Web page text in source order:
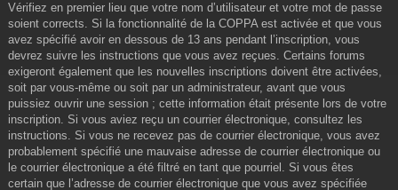
Vérifiez en premier lieu que votre nom d’utilisateur et votre mot de passe
soient corrects. Si la fonctionnalité de la COPPA est activée et que vous
avez spécifié avoir en dessous de 13 ans pendant l’inscription, vous
devrez suivre les instructions que vous avez reçues. Certains forums
exigeront également que les nouvelles inscriptions doivent être activées,
soit par vous-même ou soit par un administrateur, avant que vous
puissiez ouvrir une session ; cette information était présente lors de votre
inscription. Si vous aviez reçu un courrier électronique, consultez les
instructions. Si vous ne recevez pas de courrier électronique, vous avez
probablement spécifié une mauvaise adresse de courrier électronique ou
le courrier électronique a été filtré en tant que pourriel. Si vous êtes
certain que l’adresse de courrier électronique que vous avez spécifiée